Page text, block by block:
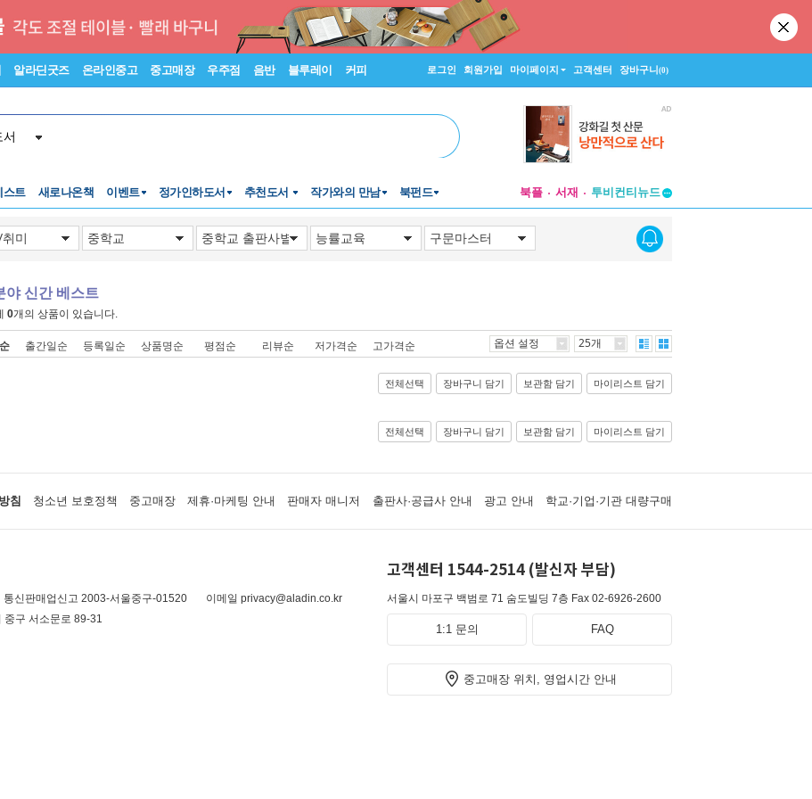
알라딘굿즈 온라인중고 중고매장 우주점 음반 블루레이 커피 로그인 회원가입 마이페이지 고객센터 장바구니(0)
서
스트 새로나온책 이벤트 정가인하도서 추천도서 작가와의 만남 북펀드 북플 서재
투비컨티뉴드
투비컨티뉴드
야 신간 베스트
0개의 상품이 있습니다.
출간일순 등록일순 상품명순 평점순 리뷰순 저가격순 고가격순 옵션 설정 25개
전체선택 장바구니 담기 보관함 담기 마이리스트 담기
전체선택 장바구니 담기 보관함 담기 마이리스트 담기
침 청소년 보호정책 중고매장 제휴·마케팅 안내 판매자 매니저 출판사·공급사 안내 광고 안내 학교·기업·기관 대량구매
통신판매업신고 2003-서울중구-01520
이메일 privacy@aladin.co.kr
중구 서소문로 89-31
고객센터 1544-2514 (발신자 부담)
서울시 마포구 백범로 71 숨도빌딩 7층 Fax 02-6926-2600
1:1 문의 FAQ
중고매장 위치, 영업시간 안내